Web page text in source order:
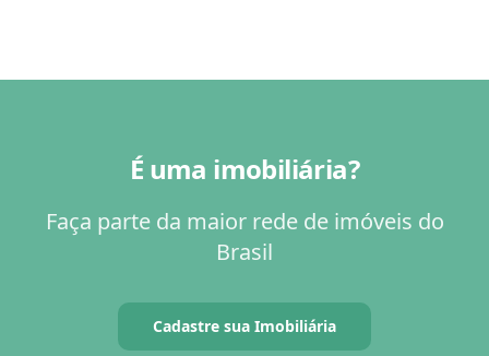
É uma imobiliária?
Faça parte da maior rede de imóveis do
Brasil
Cadastre sua Imobiliária